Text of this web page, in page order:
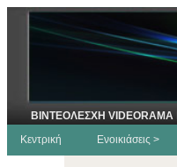
ΒΙΝΤΕΟΛΕΣΧΗ VIDEORAMA
Κεντρική
Ενοικιάσεις >